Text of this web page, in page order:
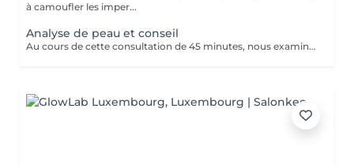
à camoufler les imper...
Analyse de peau et conseil
Au cours de cette consultation de 45 minutes, nous examinons les besoins de ta peau et déterminons quels produits de notre gamme te conviennent le mieux. La consultation coûte 50 €, mais ce montant t'est entièrement remboursé si tu achètes des produits pour un montant minimum de 50 €. En d'autres termes, si tu choisis les produits qui te conviennent, ce rendez-vous est gratuit pour toi.